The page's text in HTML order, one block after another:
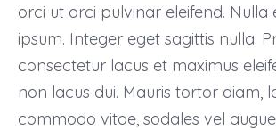
orci ut orci pulvinar eleifend. Nulla
ipsum. Integer eget sagittis nulla.
consectetur lacus et maximus
non lacus dui. Mauris tortor diam,
commodo vitae, sodales vel